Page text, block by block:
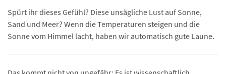
Spürt ihr dieses Gefühl? Diese unsägliche Lust auf Sonne,
Sand und Meer? Wenn die Temperaturen steigen und die
Sonne vom Himmel lacht, haben wir automatisch gute Laune.